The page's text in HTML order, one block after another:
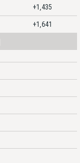
+1,435
+1,641